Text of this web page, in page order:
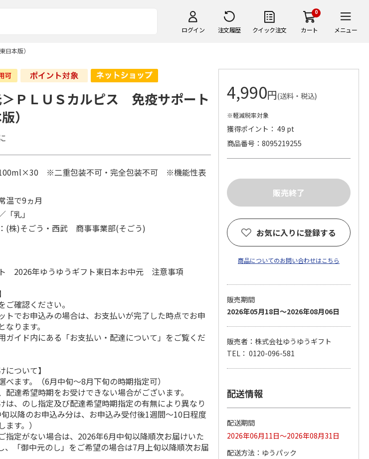
ログイン 注文履歴 クイック注文
0
カート メニュー
本版）
＞ＰＬＵＳカルピス 免疫サポート
）
※二重包装不可・完全包装不可 ※機能性表
温で9ヵ月
「乳」
(株)そごう・西武 商事事業部(そごう)
2026年ゆうゆうギフト東日本お中元 注意事項
ご確認ください。
トでお申込みの場合は、お支払いが完了した時点でお申
ります。
ガイド内にある「お支払い・配達について」をご覧くだ
について】
ます。（6月中旬～8月下旬の時期指定可）
達希望時期をお受けできない場合がございます。
は、のし指定及び配達希望時期指定の有無により異なり
旬以降のお申込み分は、お申込み受付後1週間～10日程度
す。）
指定がない場合は、2026年6月中旬以降順次お届けいた
、「御中元のし」をご希望の場合は7月上旬以降順次お届
4,990円(送料・税込)
※軽減税率対象
獲得ポイント： 49 pt
商品番号
8095219255
お気に入りに登録する
商品についてのお問い合わせはこちら
販売期間
2026年05月18日～2026年08月06日
販売者：株式会社ゆうゆうギフト
TEL： 0120-096-581
配送情報
配送期間
2026年06月11日～2026年08月31日
配送方法
ゆうパック